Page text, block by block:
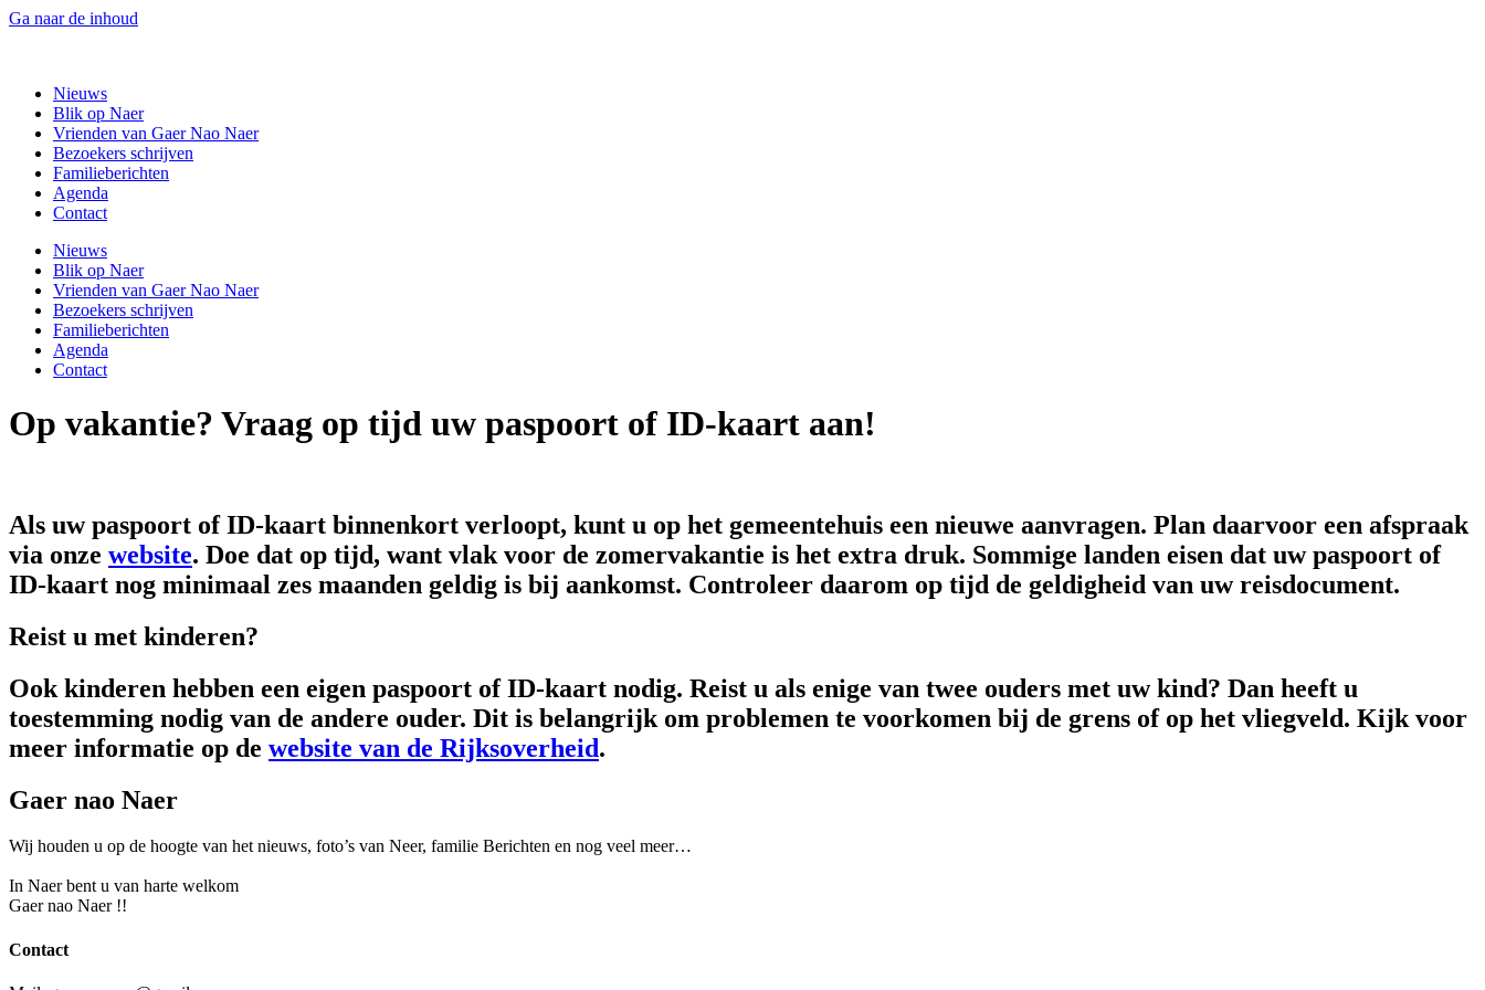
Ga naar de inhoud
Nieuws
Blik op Naer
Vrienden van Gaer Nao Naer
Bezoekers schrijven
Familieberichten
Agenda
Contact
Nieuws
Blik op Naer
Vrienden van Gaer Nao Naer
Bezoekers schrijven
Familieberichten
Agenda
Contact
Op vakantie? Vraag op tijd uw paspoort of ID-kaart aan!
Als uw paspoort of ID-kaart binnenkort verloopt, kunt u op het gemeentehuis een nieuwe aanvragen. Plan daarvoor een afspraak
via onze website. Doe dat op tijd, want vlak voor de zomervakantie is het extra druk. Sommige landen eisen dat uw paspoort of
ID-kaart nog minimaal zes maanden geldig is bij aankomst. Controleer daarom op tijd de geldigheid van uw reisdocument.
Reist u met kinderen?
Ook kinderen hebben een eigen paspoort of ID-kaart nodig. Reist u als enige van twee ouders met uw kind? Dan heeft u
toestemming nodig van de andere ouder. Dit is belangrijk om problemen te voorkomen bij de grens of op het vliegveld. Kijk voor
meer informatie op de website van de Rijksoverheid.
Gaer nao Naer
Wij houden u op de hoogte van het nieuws, foto’s van Neer, familie Berichten en nog veel meer…
In Naer bent u van harte welkom
Gaer nao Naer !!
Contact